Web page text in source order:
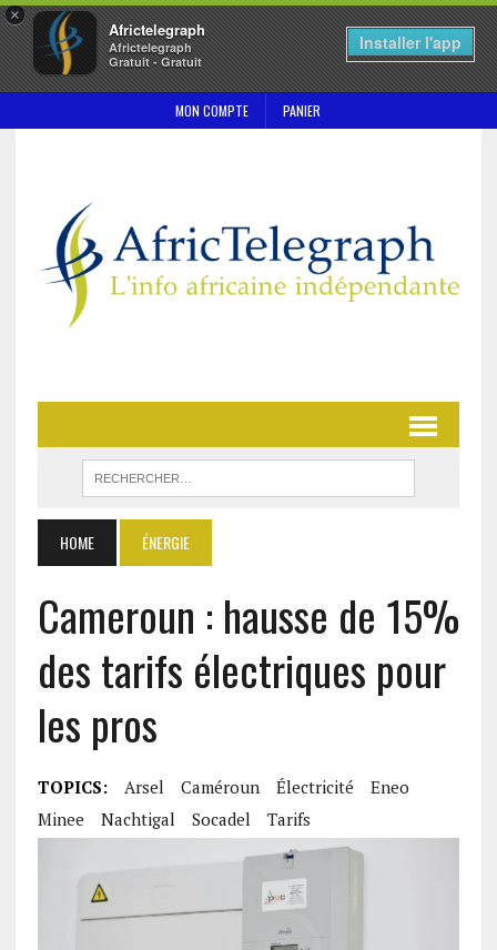
×
Africtelegraph
Africtelegraph
Gratuit - Gratuit
Installer l'app
MON COMPTE PANIER
HOME ÉNERGIE
Cameroun : hausse de 15%
des tarifs électriques pour
les pros
TOPICS: Arsel Caméroun Électricité
Eneo
Minee
Nachtigal Socadel Tarifs